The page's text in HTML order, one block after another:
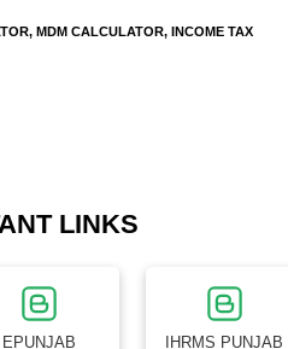
MDM CALCULATOR, INCOME TAX
LINKS
EPUNJAB IHRMS PUNJAB